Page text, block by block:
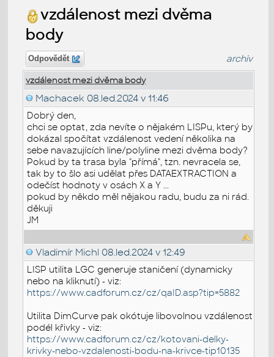
vzdálenost mezi dvěma
body
Odpovědět archiv
vzdálenost mezi dvěma body
Machacek 08.led.2024 v 11:46
Dobrý den,
chci se optat, zda nevíte o nějakém LISPu, který by
dokázal spočítat vzdálenost vedení několika na
sebe navazujících line/polyline mezi dvěma body?
Pokud by ta trasa byla "přímá", tzn. nevracela se,
tak by to šlo asi udělat přes DATAEXTRACTION a
odečíst hodnoty v osách X a Y ...
pokud by někdo měl nějakou radu, budu za ni rád.
děkuji
JM
Vladimír Michl 08.led.2024 v 12:49
LISP utilita LGC generuje staničení (dynamicky
nebo na kliknutí) - viz:
https://www.cadforum.cz/cz/qaID.asp?tip=5882
Utilita DimCurve pak okótuje libovolnou vzdálenost
podél křivky - viz:
https://www.cadforum.cz/cz/kotovani-delky-
krivky-nebo-vzdalenosti-bodu-na-krivce-tip10135